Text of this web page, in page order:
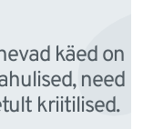
käed on
need
kriitilised.